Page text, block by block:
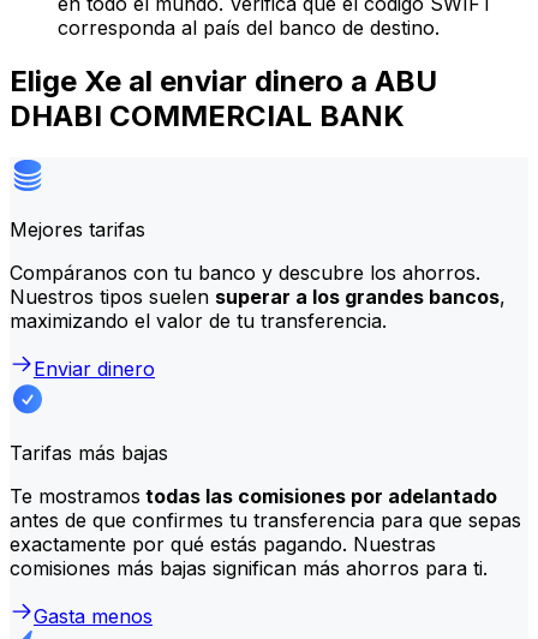
corresponda al país del banco de destino.
Elige Xe al enviar dinero a ABU
DHABI COMMERCIAL BANK
Mejores tarifas
Compáranos con tu banco y descubre los ahorros.
Nuestros tipos suelen superar a los grandes bancos,
maximizando el valor de tu transferencia.
Enviar dinero
Tarifas más bajas
Te mostramos todas las comisiones por adelantado
antes de que confirmes tu transferencia para que sepas
exactamente por qué estás pagando. Nuestras
comisiones más bajas significan más ahorros para ti.
Gasta menos